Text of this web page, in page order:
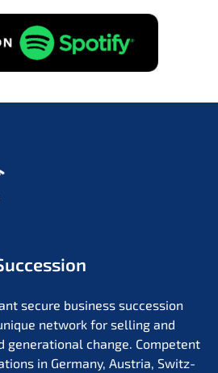
secure business succes­si­on
network for selling and
genera­tio­nal change. Compe­tent
in Germa­ny, Austria, Switz­